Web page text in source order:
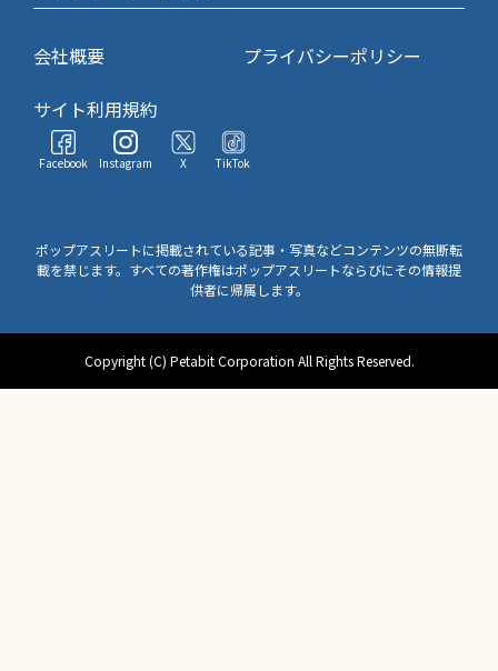
会社概要
プライバシーポリシー
サイト利用規約
Facebook Instagram X TikTok
ポップアスリートに掲載されている記事・写真などコンテンツの無断転
載を禁じます。すべての著作権はポップアスリートならびにその情報提
供者に帰属します。
Copyright (C) Petabit Corporation All Rights Reserved.